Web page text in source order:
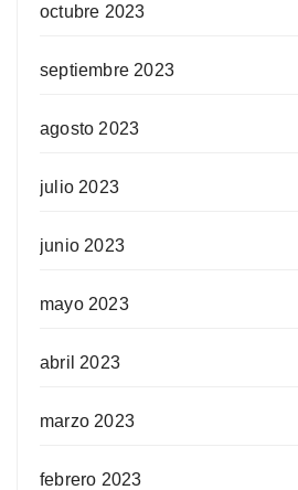
octubre 2023
septiembre 2023
agosto 2023
julio 2023
junio 2023
mayo 2023
abril 2023
marzo 2023
febrero 2023